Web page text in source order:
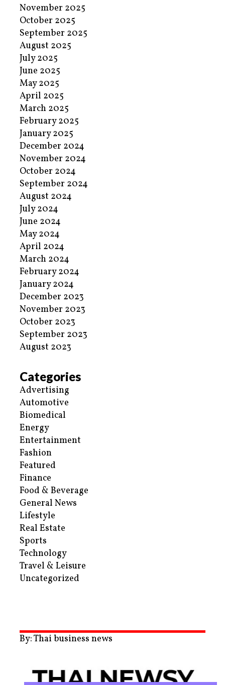
November 2025
October 2025
September 2025
August 2025
July 2025
June 2025
May 2025
April 2025
March 2025
February 2025
January 2025
December 2024
November 2024
October 2024
September 2024
August 2024
July 2024
June 2024
May 2024
April 2024
March 2024
February 2024
January 2024
December 2023
November 2023
October 2023
September 2023
August 2023
Categories
Advertising
Automotive
Biomedical
Energy
Entertainment
Fashion
Featured
Finance
Food & Beverage
General News
Lifestyle
Real Estate
Sports
Technology
Travel & Leisure
Uncategorized
By: Thai business news